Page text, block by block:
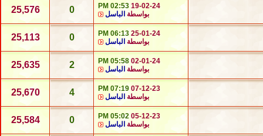
19-02-24
02:53 PM
بواسطة الباسل 0
25,576
25-01-24
06:13 PM
بواسطة الباسل 0
25,113
02-01-24
05:58 PM
بواسطة الباسل 2
25,635
07-12-23
07:19 PM
بواسطة الباسل 4
25,670
05-12-23
05:02 PM
بواسطة الباسل 0
25,584